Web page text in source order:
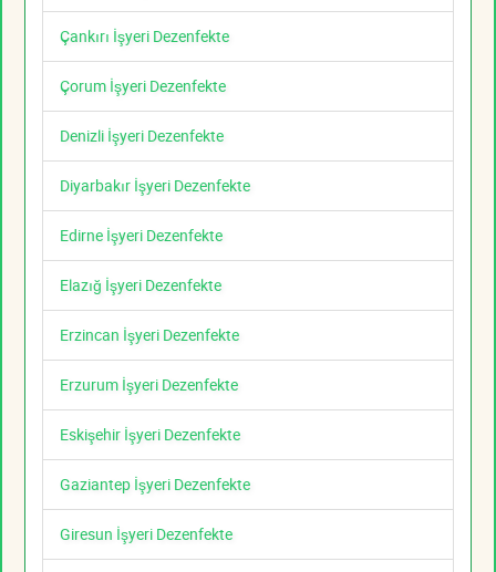
Çankırı İşyeri Dezenfekte
Çorum İşyeri Dezenfekte
Denizli İşyeri Dezenfekte
Diyarbakır İşyeri Dezenfekte
Edirne İşyeri Dezenfekte
Elazığ İşyeri Dezenfekte
Erzincan İşyeri Dezenfekte
Erzurum İşyeri Dezenfekte
Eskişehir İşyeri Dezenfekte
Gaziantep İşyeri Dezenfekte
Giresun İşyeri Dezenfekte